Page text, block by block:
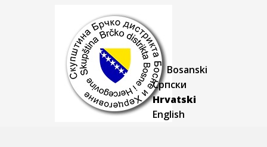
Bosanski
Српски
Hrvatski
English